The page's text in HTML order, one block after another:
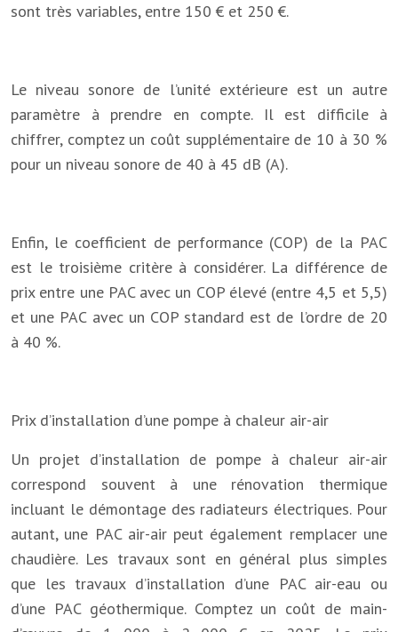
sont très variables, entre 150 € et 250 €.
Le niveau sonore de l’unité extérieure est un autre
paramètre à prendre en compte. Il est difficile à
chiffrer, comptez un coût supplémentaire de 10 à 30 %
pour un niveau sonore de 40 à 45 dB (A).
Enfin, le coefficient de performance (COP) de la PAC
est le troisième critère à considérer. La différence de
prix entre une PAC avec un COP élevé (entre 4,5 et 5,5)
et une PAC avec un COP standard est de l’ordre de 20
à 40 %.
Prix d’installation d’une pompe à chaleur air-air
Un projet d’installation de pompe à chaleur air-air
correspond souvent à une rénovation thermique
incluant le démontage des radiateurs électriques. Pour
autant, une PAC air-air peut également remplacer une
chaudière. Les travaux sont en général plus simples
que les travaux d’installation d’une PAC air-eau ou
d’une PAC géothermique. Comptez un coût de main-